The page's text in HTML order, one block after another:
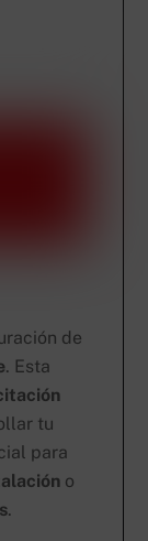
de
. Esta
tu
para
o
.